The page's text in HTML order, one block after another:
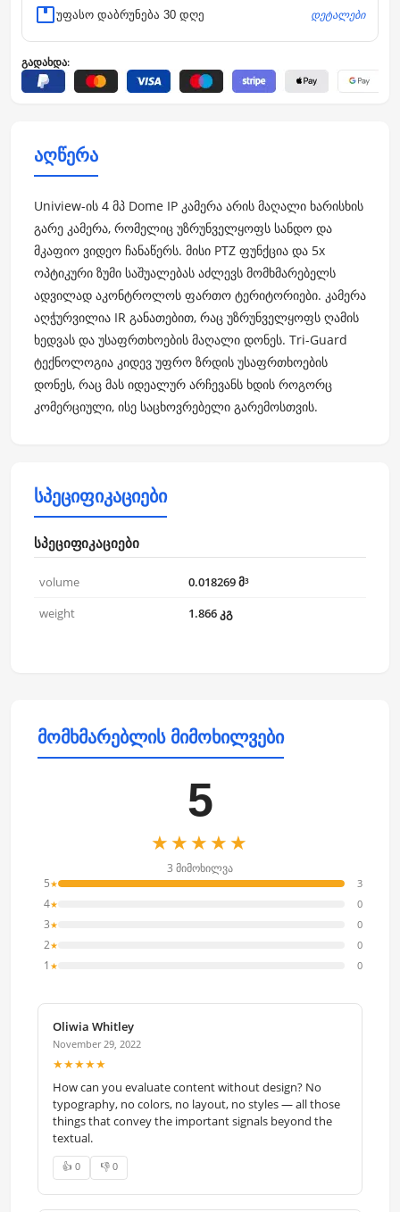
უფასო დაბრუნება 30 დღე დეტალები
გადახდა:
აღწერა
Uniview-ის 4 მპ Dome IP კამერა არის მაღალი ხარისხის
გარე კამერა, რომელიც უზრუნველყოფს სანდო და
მკაფიო ვიდეო ჩანაწერს. მისი PTZ ფუნქცია და 5x
ოპტიკური ზუმი საშუალებას აძლევს მომხმარებელს
ადვილად აკონტროლოს ფართო ტერიტორიები. კამერა
აღჭურვილია IR განათებით, რაც უზრუნველყოფს ღამის
ხედვას და უსაფრთხოების მაღალი დონეს. Tri-Guard
ტექნოლოგია კიდევ უფრო ზრდის უსაფრთხოების
დონეს, რაც მას იდეალურ არჩევანს ხდის როგორც
კომერციული, ისე საცხოვრებელი გარემოსთვის.
სპეციფიკაციები
სპეციფიკაციები
volume
0.018269 მ³
weight
1.866 კგ
მომხმარებლის მიმოხილვები
5
★★★★★
3 მიმოხილვა
5★ 3
4★ 0
3★ 0
2★ 0
1 ★ 0
Oliwia Whitley
November 29, 2022
★★★★★
How can you evaluate content without design? No
typography, no colors, no layout, no styles — all those
things that convey the important signals beyond the
textual.
👍 0 👎 0